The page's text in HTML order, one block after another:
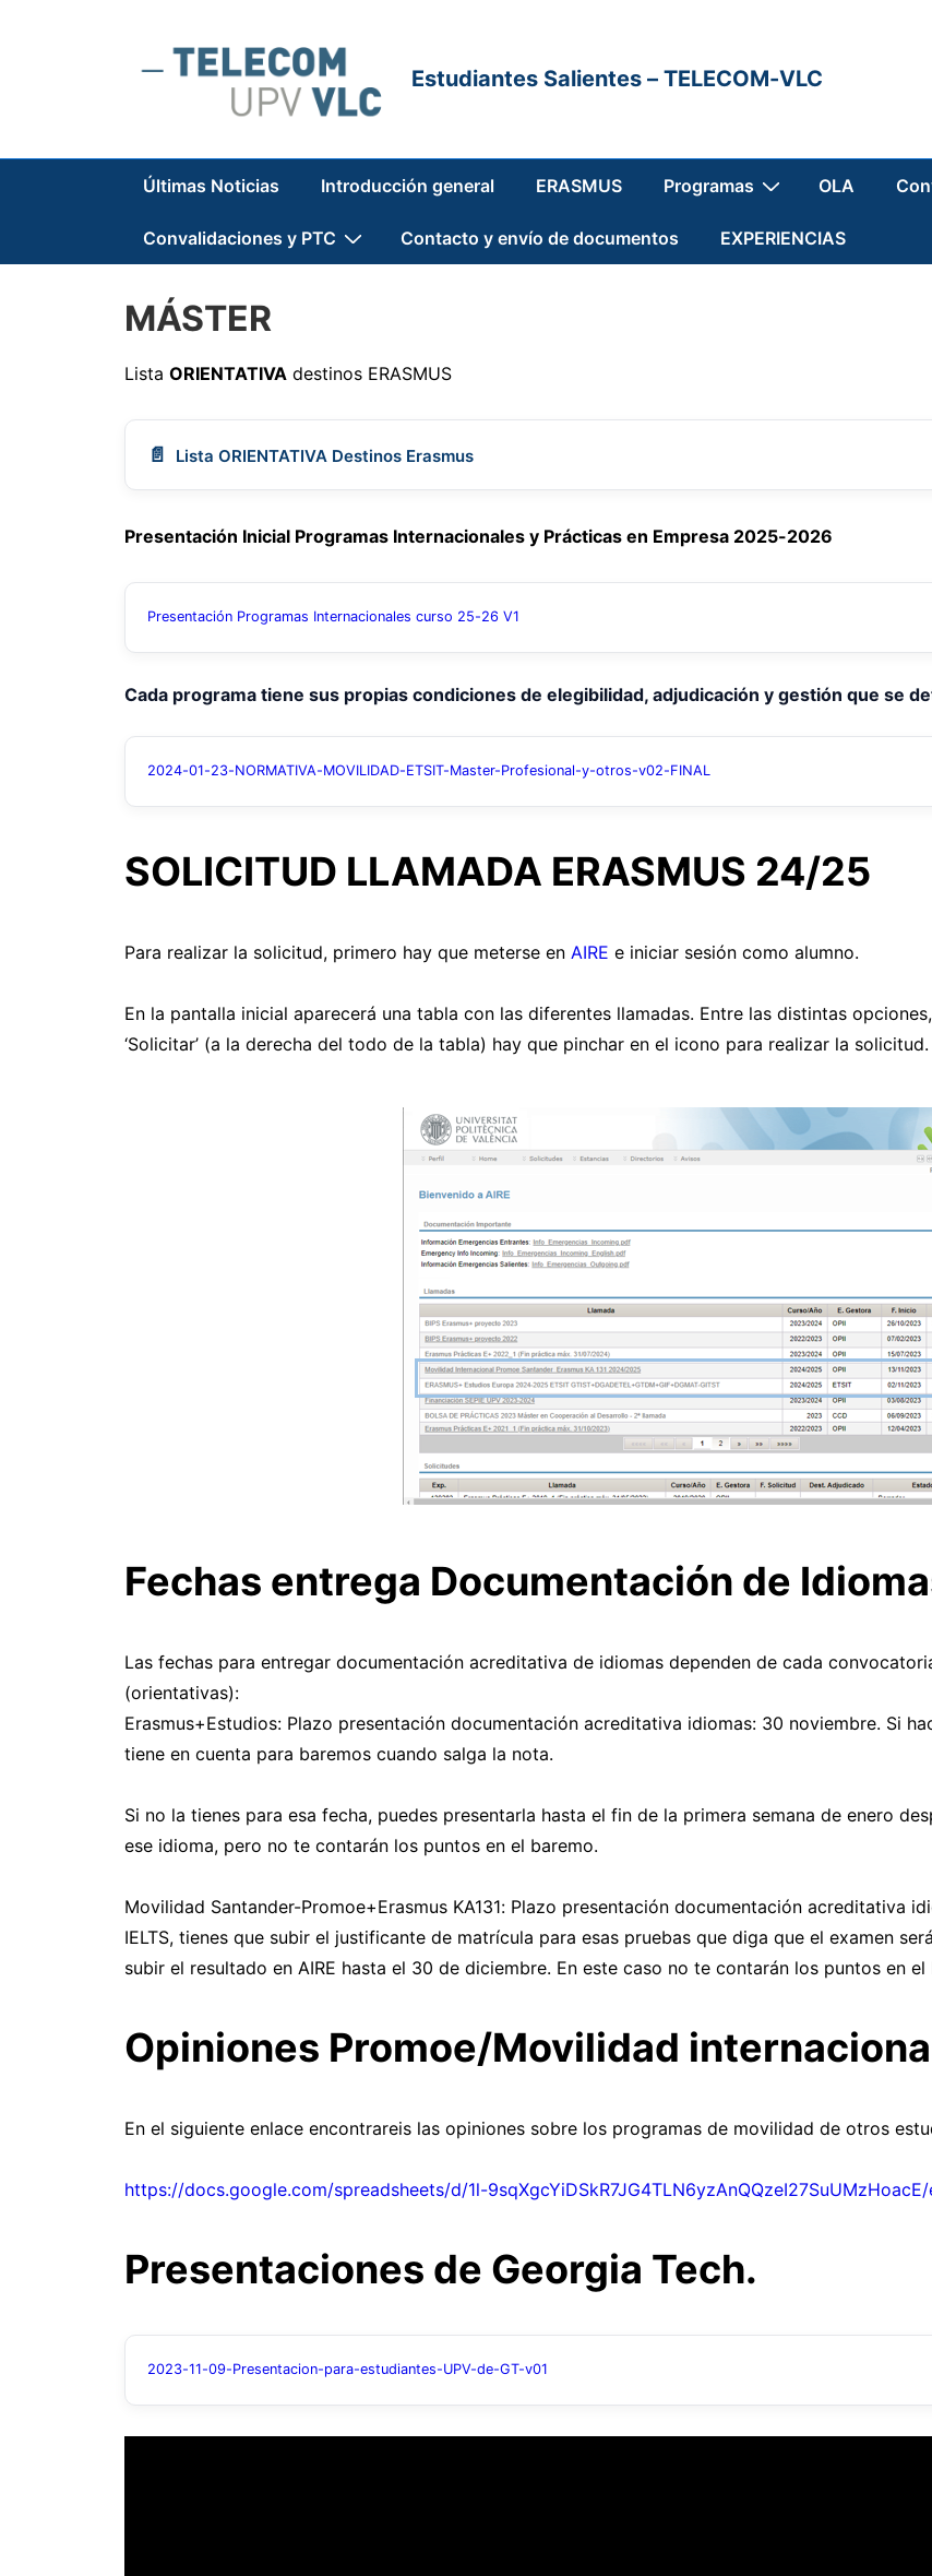
Estudiantes Salientes – TELECOM-VLC
Navegación
Últimas Noticias Introducción general ERASMUS Programas OLA
Convalidaciones y PTC Contacto y envío de documentos EXPERIENCIAS
MÁSTER
Lista ORIENTATIVA destinos ERASMUS
Lista ORIENTATIVA Destinos Erasmus
Presentación Inicial Programas Internacionales y Prácticas en Empresa 2025-2026
Presentación Programas Internacionales curso 25-26 V1
Cada programa tiene sus propias condiciones de elegibilidad, adjudicación y gestión que se
2024-01-23-NORMATIVA-MOVILIDAD-ETSIT-Master-Profesional-y-otros-v02-FINAL
SOLICITUD LLAMADA ERASMUS 24/25
Para realizar la solicitud, primero hay que meterse en AIRE e iniciar sesión como alumno.
En la pantalla inicial aparecerá una tabla con las diferentes llamadas. Entre las distintas
‘Solicitar’ (a la derecha del todo de la tabla) hay que pinchar en el icono para realizar la solicitud.
Fechas entrega Documentación de
Las fechas para entregar documentación acreditativa de idiomas dependen de cada
(orientativas):
Erasmus+Estudios: Plazo presentación documentación acreditativa idiomas: 30 noviembre. Si
tiene en cuenta para baremos cuando salga la nota.
Si no la tienes para esa fecha, puedes presentarla hasta el fin de la primera semana de enero
ese idioma, pero no te contarán los puntos en el baremo.
Movilidad Santander-Promoe+Erasmus KA131: Plazo presentación documentación acreditativa
IELTS, tienes que subir el justificante de matrícula para esas pruebas que diga que el examen
subir el resultado en AIRE hasta el 30 de diciembre. En este caso no te contarán los puntos en el
Opiniones Promoe/Movilidad
En el siguiente enlace encontrareis las opiniones sobre los programas de movilidad de otros
https://docs.google.com/spreadsheets/d/1l-
Presentaciones de Georgia Tech.
2023-11-09-Presentacion-para-estudiantes-UPV-de-GT-v01